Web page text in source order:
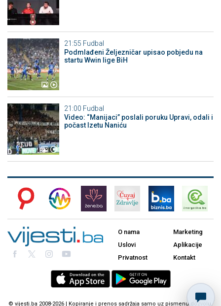
21:55 Fudbal
Podmlađeni Željezničar upisao pobjedu na
startu Wwin lige BiH
21:00 Fudbal
Video: “Manijaci” poslali poruku Upravi, odali i
počast Izetu Naniću
O nama
Uslovi
Privatnost
Marketing
Aplikacije
Kontakt
© vijesti.ba 2008-2026 | Kopiranje i prenos sadržaja samo uz pismenu dozvolu.